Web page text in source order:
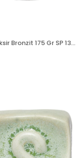
Seramiksir Bronzit 175 Gr SP 1389